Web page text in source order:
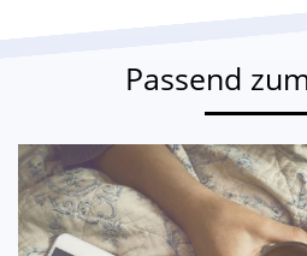
Passend